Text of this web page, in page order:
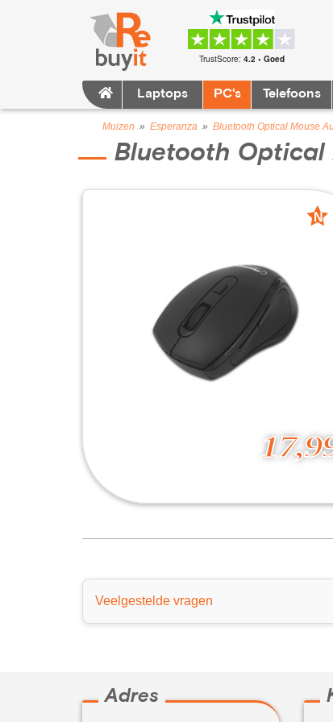
TrustScore: 4.2 • Goed
Laptops PC's Telefoons
Muizen » Esperanza » Bluetooth Optical Mouse
Bluetooth Optical
N
Veelgestelde vragen
Adres